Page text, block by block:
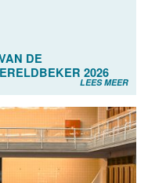
DE
2026
LEES MEER